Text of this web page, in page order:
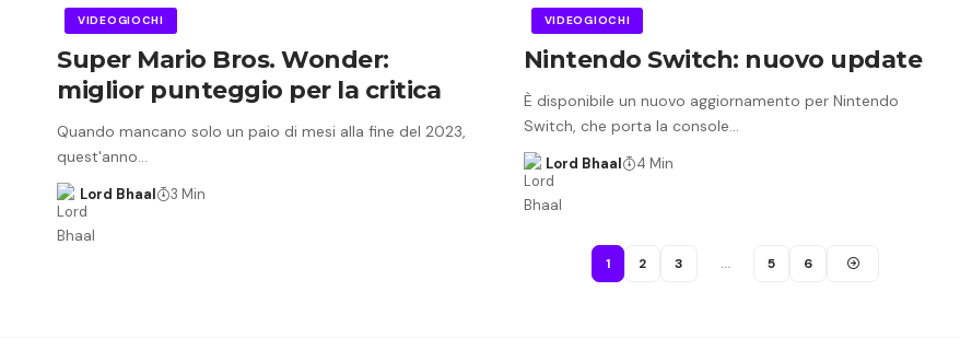
VIDEOGIOCHI
Super Mario Bros. Wonder:
miglior punteggio per la critica
Quando mancano solo un paio di mesi alla fine del 2023,
quest'anno…
Lord Bhaal 3 Min
VIDEOGIOCHI
Nintendo Switch: nuovo update
È disponibile un nuovo aggiornamento per Nintendo
Switch, che porta la console…
Lord Bhaal 4 Min
1 2 3 … 5 6